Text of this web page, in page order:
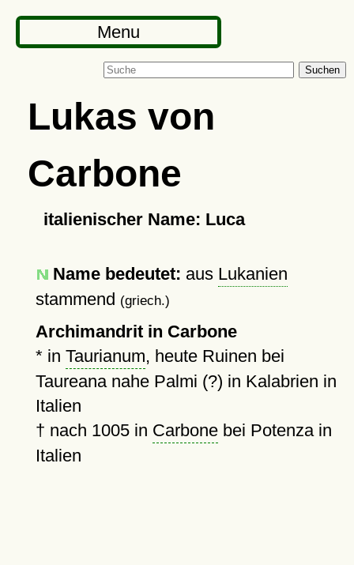
Menu
Suchen
Lukas von
Carbone
italienischer Name: Luca
Name bedeutet: aus Lukanien
stammend (griech.)
Archimandrit in Carbone
* in Taurianum, heute Ruinen bei
Taureana nahe Palmi (?) in Kalabrien in
Italien
† nach 1005in Carbonebei Potenza in
Italien